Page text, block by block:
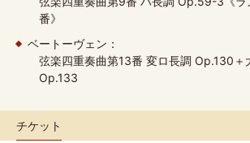
番》
ベートーヴェン：
弦楽四重奏曲第13番 変ロ長調 Op.130＋
Op.133
チケット